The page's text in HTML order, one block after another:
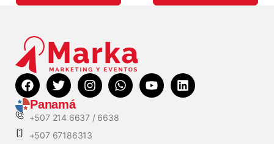
Panamá
+507 214 6637 / 6638
+507 67186313